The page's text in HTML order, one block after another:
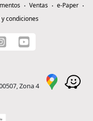
Ventas
e-Paper
condiciones
Zona 4